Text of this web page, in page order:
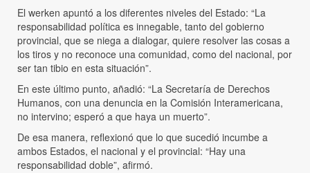
El werken apuntó a los diferentes niveles del Estado: “La
responsabilidad política es innegable, tanto del gobierno
provincial, que se niega a dialogar, quiere resolver las cosas a
los tiros y no reconoce una comunidad, como del nacional, por
ser tan tibio en esta situación”.
En este último punto, añadió: “La Secretaría de Derechos
Humanos, con una denuncia en la Comisión Interamericana,
no intervino; esperó a que haya un muerto”.
De esa manera, reflexionó que lo que sucedió incumbe a
ambos Estados, el nacional y el provincial: “Hay una
responsabilidad doble”, afirmó.